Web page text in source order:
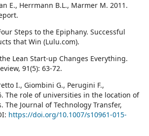
E., Herrmann B.L., Marmer M. 2011.
Steps to the Epiphany. Successful
that Win (Lulu.com).
Lean Start-up Changes Everything.
91(5): 63-72.
I., Giombini G., Perugini F.,
The role of universities in the location of
The Journal of Technology Transfer,
https://doi.org/10.1007/s10961-015-